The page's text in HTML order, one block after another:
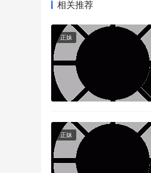
注。这和之前分享的很多网
你更喜欢哪一种，或者是两
相关推荐
正妹
正妹